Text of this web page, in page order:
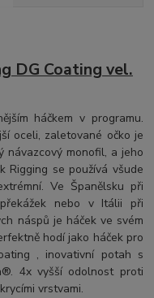
DG Coating vel.
háčkem v programu.
oceli, zaletované očko je
návazcový monofil, a jeho
Rigging se používá všude
Ve Španělsku při
nebo v Itálii při
náspů je háček ve svém
hodí jako háček pro
, inovativní potah s
4x vyšší odolnost proti
vrstvami.